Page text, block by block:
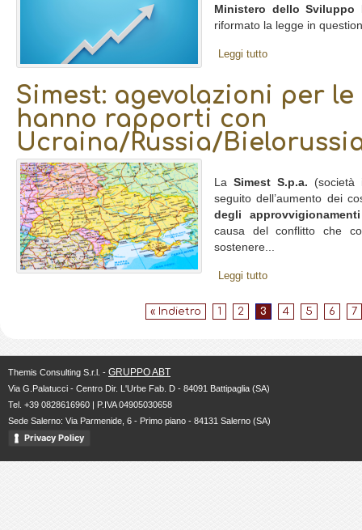
Ministero dello Sviluppo
riformato la legge in
Leggi tutto
Simest: agevolazioni per
hanno rapporti con
Ucraina/Russia/
La Simest S.p.a. (società
seguito dell’aumento dei
degli approvvigionamenti
causa del conflitto che
sostenere...
Leggi tutto
« Indietro 1 2 3 4 5 6 7
Themis Consulting S.r.l. - GRUPPO ABT
Via G.Palatucci - Centro Dir. L'Urbe Fab. D - 84091 Battipaglia (SA)
Tel. +39 0828616960 | P.IVA 04905030658
Sede Salerno: Via Parmenide, 6 - Primo piano - 84131 Salerno (SA)
Privacy Policy